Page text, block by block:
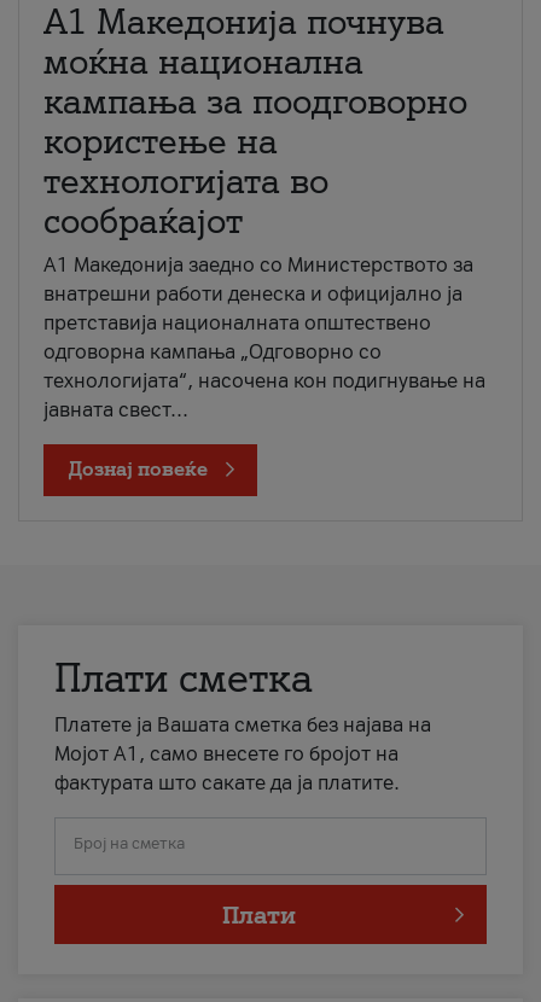
A1 Македонија почнува
моќна национална
кампања за поодговорно
користење на
технологијата во
сообраќајот
A1 Македонија заедно со Министерството за
внатрешни работи денеска и официјално ја
претставија националната општествено
одговорна кампања „Одговорно со
технологијата“, насочена кон подигнување на
јавната свест...
Дознај повеќе
Плати сметка
Платете ја Вашата сметка без најава на
Мојот А1, само внесете го бројот на
фактурата што сакате да ја платите.
Број на сметка
Плати